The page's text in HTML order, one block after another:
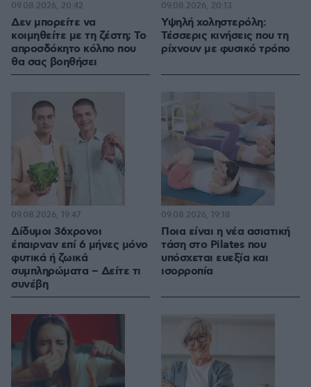
Δεν μπορείτε να
κοιμηθείτε με τη ζέστη; Το
απροσδόκητο κόλπο που
θα σας βοηθήσει
09.08.2026, 20:42
Υψηλή χοληστερόλη:
Τέσσερις κινήσεις που τη
ρίχνουν με φυσικό τρόπο
09.08.2026, 20:13
Δίδυμοι 36χρονοι
έπαιρναν επί 6 μήνες μόνο
φυτικά ή ζωικά
συμπληρώματα – Δείτε τι
συνέβη
09.08.2026, 19:47
Ποια είναι η νέα ασιατική
τάση στο Pilates που
υπόσχεται ευεξία και
ισορροπία
09.08.2026, 19:18